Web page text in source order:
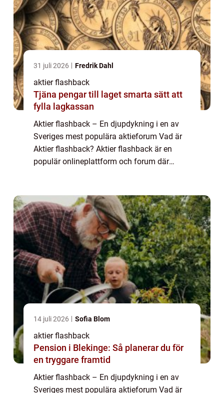
31 juli 2026 Fredrik Dahl
aktier flashback
Tjäna pengar till laget smarta sätt att
fylla lagkassan
Aktier flashback – En djupdykning i en av
Sveriges mest populära aktieforum Vad är
Aktier flashback? Aktier flashback är en
populär onlineplattform och forum där
14 juli 2026 Sofia Blom
aktier flashback
Pension i Blekinge: Så planerar du för
en tryggare framtid
Aktier flashback – En djupdykning i en av
Sveriges mest populära aktieforum Vad är